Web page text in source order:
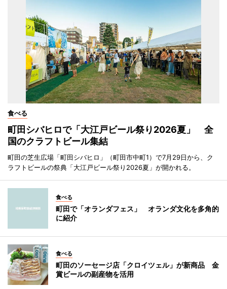
食べる
町田シバヒロで「大江戸ビール祭り2026夏」 全
国のクラフトビール集結
町田の芝生広場「町田シバヒロ」（町田市中町1）で7月29日から、ク
ラフトビールの祭典「大江戸ビール祭り2026夏」が開かれる。
食べる
町田で「オランダフェス」 オランダ文化を多角的
に紹介
食べる
町田のソーセージ店「クロイツェル」が新商品 金
賞ビールの副産物を活用